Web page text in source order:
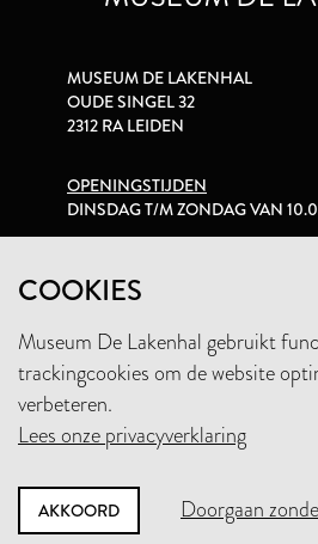
COOKIES
Museum De Lakenhal gebruikt
trackingcookies om de website
verbeteren.
Lees onze privacyverklaring
AKKOORD Doorgaan
MUSEUM DE LAKENHAL
OUDE SINGEL 32
2312 RA LEIDEN
OPENINGSTIJDEN
DINSDAG T/M ZONDAG VAN
+31 (0)71 5165360
INFO@LAKENHAL.NL
STEUN HET MUSEUM
NIEUWSBRIEF